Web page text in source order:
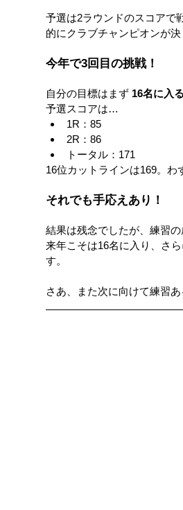
TOPお知らせ Vファーレン長崎
予選は2ラウンドのスコアで
的にクラブチャンピオンが
今年で3回目の挑戦！
自分の目標はまず 16名に入
予選スコアは…
1R：85
2R：86
トータル：171
16位カットラインは169。わ
それでも手応えあり！
結果は残念でしたが、練習
来年こそは16名に入り、さ
す。
さあ、また次に向けて練習